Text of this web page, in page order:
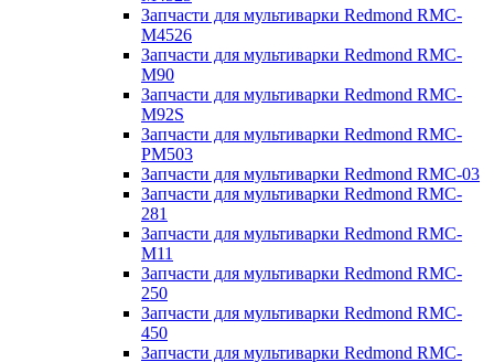
Запчасти для мультиварки Redmond RMC-
M4526
Запчасти для мультиварки Redmond RMC-
M90
Запчасти для мультиварки Redmond RMC-
M92S
Запчасти для мультиварки Redmond RMC-
PM503
Запчасти для мультиварки Redmond RMC-03
Запчасти для мультиварки Redmond RMC-
281
Запчасти для мультиварки Redmond RMC-
M11
Запчасти для мультиварки Redmond RMC-
250
Запчасти для мультиварки Redmond RMC-
450
Запчасти для мультиварки Redmond RMC-